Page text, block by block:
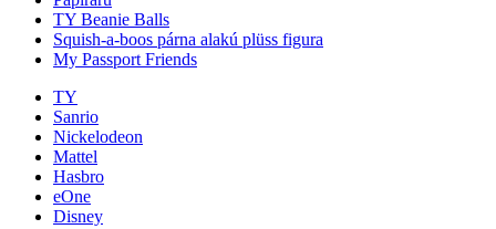
TY Beanie Balls
Squish-a-boos párna alakú plüss figura
My Passport Friends
TY
Sanrio
Nickelodeon
Mattel
Hasbro
eOne
Disney